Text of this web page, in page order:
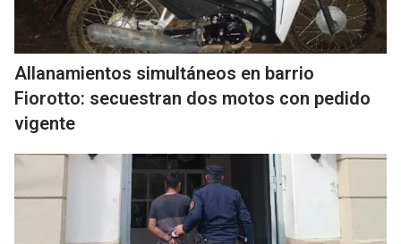
Allanamientos simultáneos en barrio
Fiorotto: secuestran dos motos con pedido
vigente